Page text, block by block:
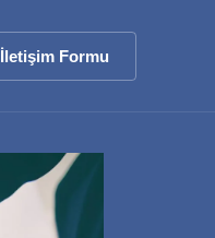
İletişim Formu